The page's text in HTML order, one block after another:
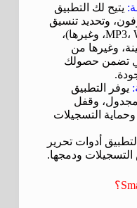
يتيح لك التطبيق
وتحديد تنسيق
الملف الناتج (مثل MP3، WAV، وغيرها)،
وغيرها من
تضمن حصولك
يوفر التطبيق
وقفل
وحماية التسجيلات
أدوات تحرير
ودمجها.